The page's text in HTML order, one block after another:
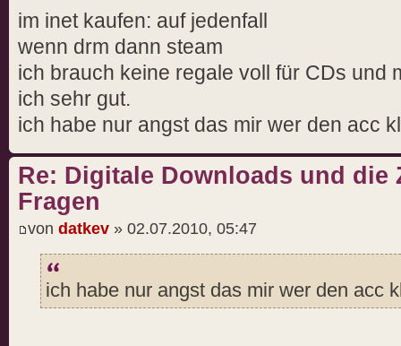
im inet kaufen: auf jedenfall
wenn drm dann steam
ich brauch keine regale voll für CDs und
ich sehr gut.
ich habe nur angst das mir wer den acc
Re: Digitale Downloads und die
Fragen
von datkev » 02.07.2010, 05:47
ich habe nur angst das mir wer den acc